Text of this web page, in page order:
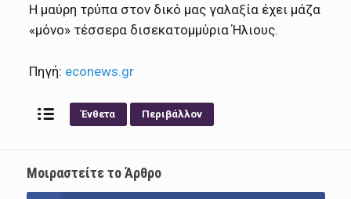
Η μαύρη τρύπα στον δικό μας γαλαξία έχει μάζα
«μόνο» τέσσερα δισεκατομμύρια Ήλιους.
Πηγή: econews.gr
Ένθετα Περιβάλλον
Μοιραστείτε το Άρθρο